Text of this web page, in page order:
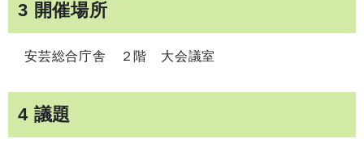
3 開催場所
安芸総合庁舎 ２階 大会議室
4 議題